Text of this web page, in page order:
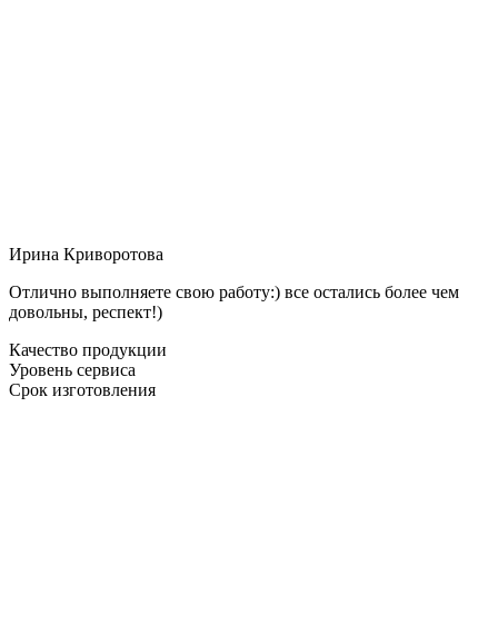
Ирина Криворотова
Отлично выполняете свою работу:) все остались более чем
довольны, респект!)
Качество продукции
Уровень сервиса
Срок изготовления